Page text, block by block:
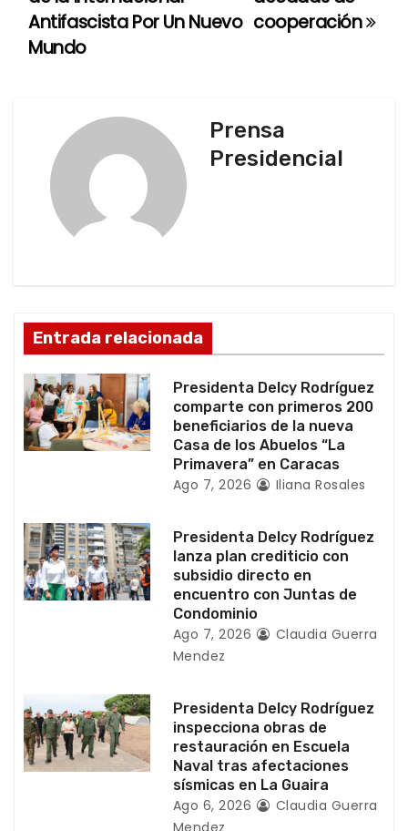
v
d
e
e
n
r
a
d
cooperación
Antifascista Por Un Nuevo
Mundo
Prensa
Presidencial
Entrada relacionada
Presidenta Delcy Rodríguez
comparte con primeros 200
beneficiarios de la nueva
Casa de los Abuelos “La
Primavera” en Caracas
Ago 7, 2026 Iliana Rosales
Presidenta Delcy Rodríguez
lanza plan crediticio con
subsidio directo en
encuentro con Juntas de
Condominio
Ago 7, 2026
Claudia Guerra
Mendez
Presidenta Delcy Rodríguez
inspecciona obras de
restauración en Escuela
Naval tras afectaciones
sísmicas en La Guaira
Ago 6, 2026
Claudia Guerra
Mendez